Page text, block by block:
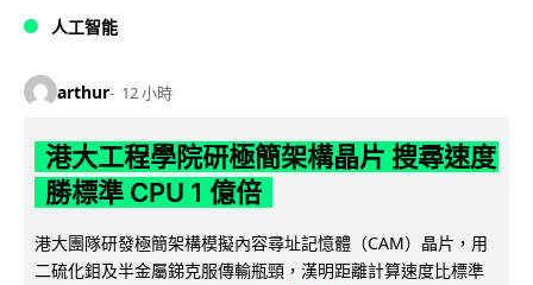
人工智能
arthur 12 小時
港大工程學院研極簡架構晶片 搜尋速度
勝標準 CPU 1 億倍
港大團隊研發極簡架構模擬內容尋址記憶體（CAM）晶片，用
二硫化鉬及半金屬銻克服傳輸瓶頸，漢明距離計算速度比標準